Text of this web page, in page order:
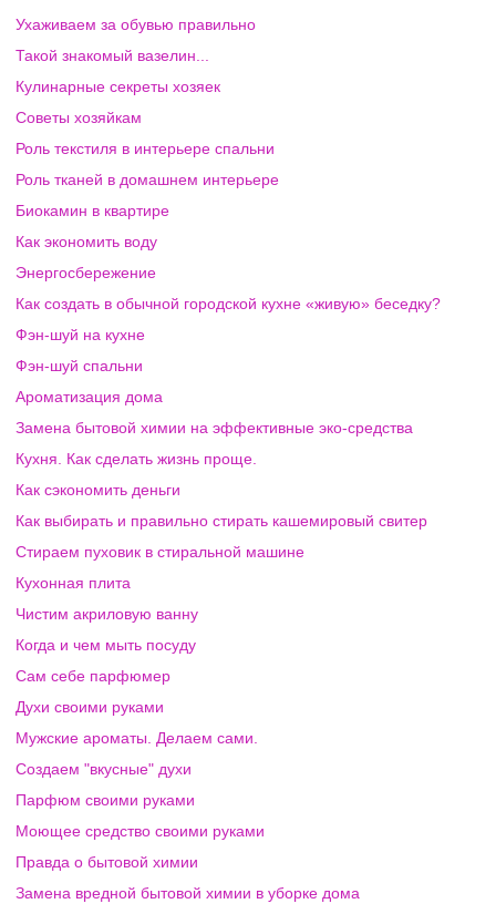
Ухаживаем за обувью правильно
Такой знакомый вазелин...
Кулинарные секреты хозяек
Советы хозяйкам
Роль текстиля в интерьере спальни
Роль тканей в домашнем интерьере
Биокамин в квартире
Как экономить воду
Энергосбережение
Как создать в обычной городской кухне «живую» беседку?
Фэн-шуй на кухне
Фэн-шуй спальни
Ароматизация дома
Замена бытовой химии на эффективные эко-средства
Кухня. Как сделать жизнь проще.
Как сэкономить деньги
Как выбирать и правильно стирать кашемировый свитер
Стираем пуховик в стиральной машине
Кухонная плита
Чистим акриловую ванну
Когда и чем мыть посуду
Сам себе парфюмер
Духи своими руками
Мужские ароматы. Делаем сами.
Создаем "вкусные" духи
Парфюм своими руками
Моющее средство своими руками
Правда о бытовой химии
Замена вредной бытовой химии в уборке дома